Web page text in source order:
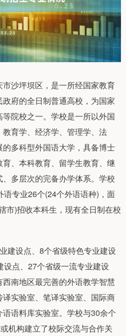
沙坪坝区，是一所经国家教育
府的全日制普通高校，为国家
院校之一。学校是一所以外国
育学、经济学、管理学、法
多科型外国语大学，具备博士
、本科教育、留学生教育、继
多层次的完备办学体系。学校
专业26个(24个外语语种)，面
市)招收本科生，现有全日制在校
建设点、8个省级特色专业建设
设点、27个省级一流专业建设
南地区最完善的外语教学智慧
实验室、笔译实验室、国际商
语料库实验室。学校与30余个
机构建立了校际交流与合作关